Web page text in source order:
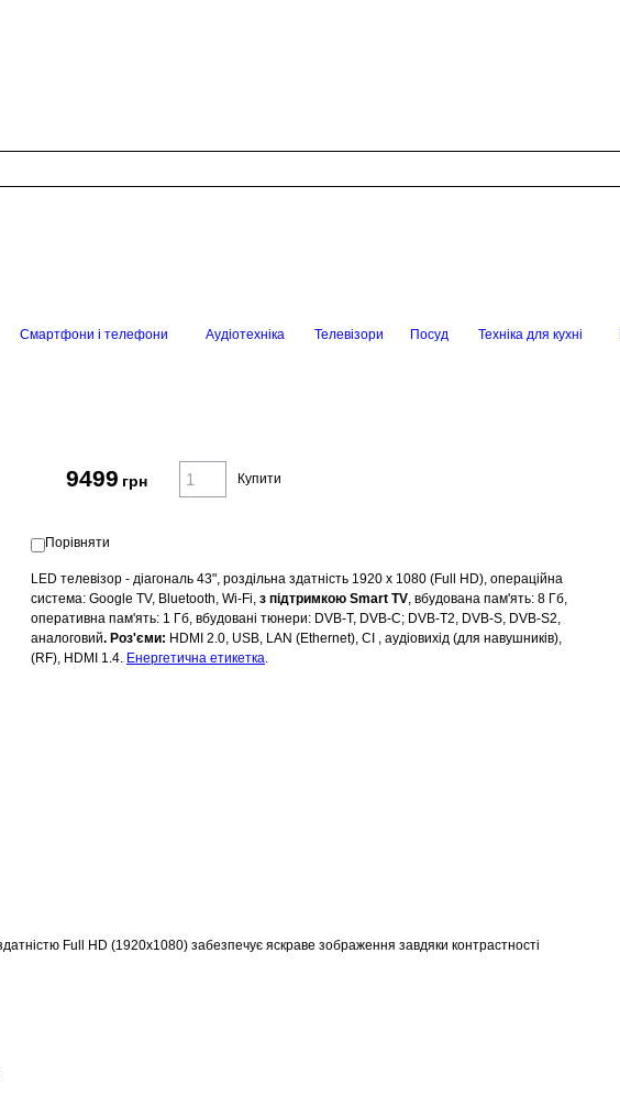
Смартфони і телефони Аудіотехніка Телевізори Посуд Техніка для кухні
9499 грн Купити
Порівняти
LED телевізор - діагональ 43", роздільна здатність 1920 х 1080 (Full HD), операційна
система: Google TV, Bluetooth, Wi-Fi, з підтримкою Smart TV, вбудована пам'ять: 8 Гб,
оперативна пам'ять: 1 Гб, вбудовані тюнери: DVB-T, DVB-C; DVB-T2, DVB-S, DVB-S2,
аналоговий. Роз'єми: HDMI 2.0, USB, LAN (Ethernet), CI , аудіовихід (для навушників),
(RF), HDMI 1.4. Енергетична етикетка.
Full HD (1920x1080) забезпечує яскраве зображення завдяки контрастності